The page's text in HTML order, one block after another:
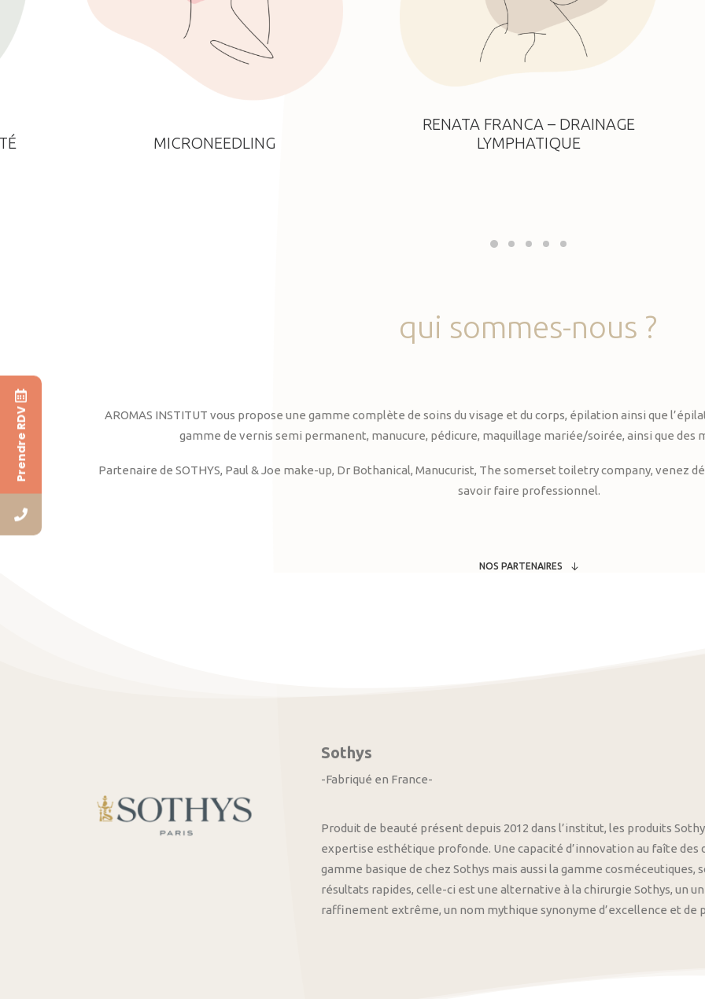
MICRONEEDLING
RENATA FRANCA – DRAINAGE
LYMPHATIQUE
qui sommes-nous ?
AROMAS INSTITUT vous propose une gamme complète de soins du visage et du corps, épilation ainsi que
gamme de vernis semi permanent, manucure, pédicure, maquillage mariée/soirée, ainsi que des
Partenaire de SOTHYS, Paul & Joe make-up, Dr Bothanical, Manucurist, The somerset toiletry company, venez
savoir faire professionnel.
NOS PARTENAIRES
Sothys
-Fabriqué en France-
Produit de beauté présent depuis 2012 dans l’institut, les produits
expertise esthétique profonde. Une capacité d’innovation au faîte
gamme basique de chez Sothys mais aussi la gamme
résultats rapides, celle-ci est une alternative à la chirurgie Sothys, un
raffinement extrême, un nom mythique synonyme d’excellence et de
Prendre RDV